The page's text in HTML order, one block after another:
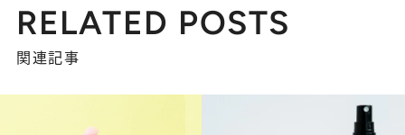
RELATED POSTS
関連記事